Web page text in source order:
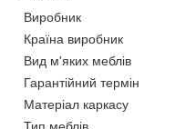
Виробник
Країна виробник
Вид м'яких меблів
Гарантійний термін
Матеріал каркасу
Тип меблів